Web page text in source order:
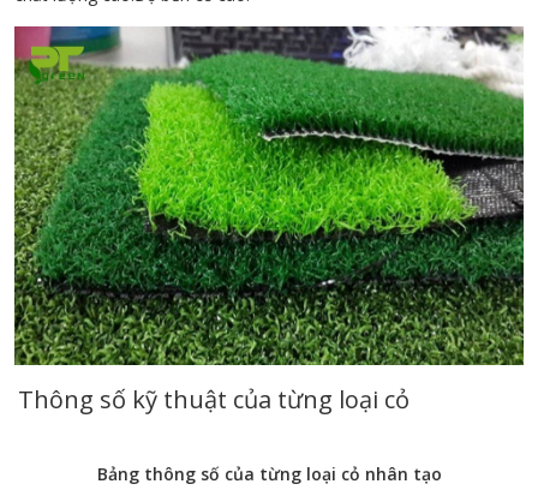
Thông số kỹ thuật của từng loại cỏ
Bảng thông số của từng loại cỏ nhân tạo